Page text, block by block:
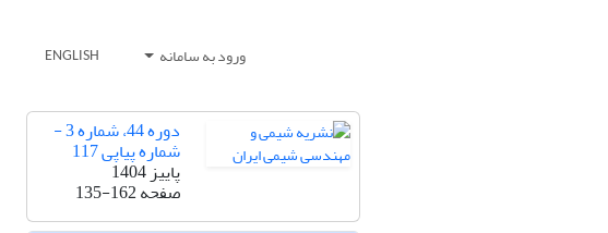
ورود به سامانه ENGLISH
دوره 44، شماره 3 -
شماره پیاپی 117
پاییز 1404
صفحه135-162